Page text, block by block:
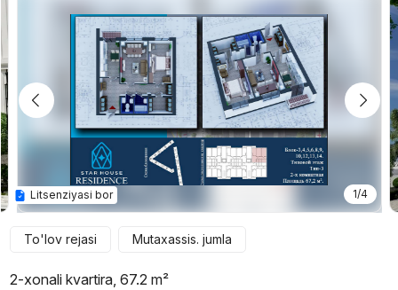
1/4
Litsenziyasi bor
To'lov rejasi Mutaxassis. jumla
2-xonali kvartira, 67.2 m²